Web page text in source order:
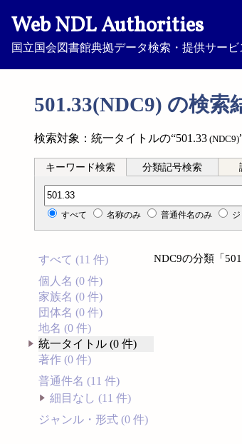
Web NDL Authorities
国立国会図書館典拠データ検索・提供サービ
501.33(NDC9) の検索
検索対象：統一タイトルの“501.33 (NDC9)
キーワード検索 分類記号検索
分類記号検索
すべて 名称のみ 普通件名のみ
すべて (11 件)
個人名 (0 件)
家族名 (0 件)
団体名 (0 件)
地名 (0 件)
統一タイトル (0 件)
著作 (0 件)
普通件名 (11 件)
細目なし (11 件)
ジャンル・形式 (0 件)
NDC9の分類「